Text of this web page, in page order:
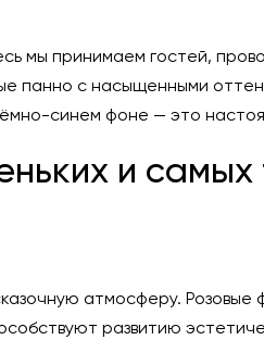
мы принимаем гостей,
панно с насыщенными
синем фоне — это
и самых
атмосферу. Розовые
развитию